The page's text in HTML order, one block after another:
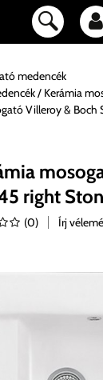
medencék
Kerámia
Villeroy & Boch
right
(0) Írj